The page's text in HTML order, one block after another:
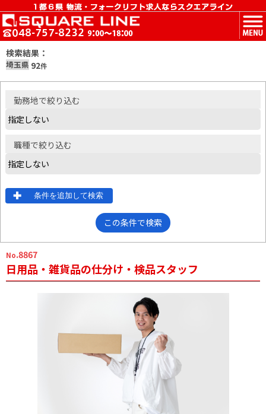
MENU
検索結果：
埼玉県 92件
勤務地で絞り込む
職種で絞り込む
条件を追加して検索
この条件で検索
No.8867
日用品・雑貨品の仕分け・検品スタッフ